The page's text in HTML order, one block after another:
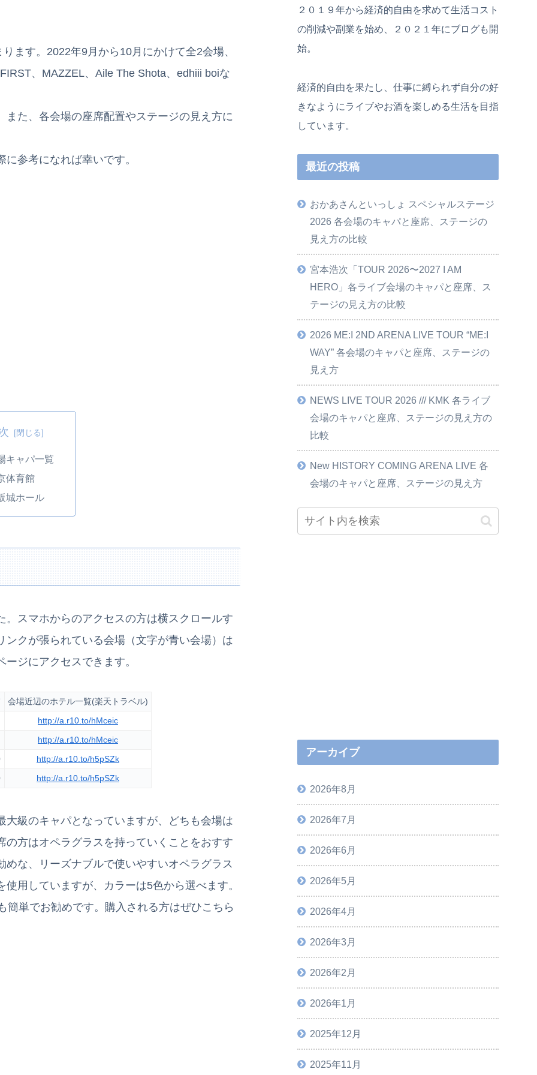
ます。2022年9月から10月にかけて全2会場、
、MAZZEL、Aile The Shota、edhiii boiな
た、各会場の座席配置やステージの見え方に
参考になれば幸いです。
キャパ一覧
体育館
城ホール
スマホからのアクセスの方は横スクロールす
クが張られている会場（文字が青い会場）は
ジにアクセスできます。
会場近辺のホテル一覧(楽天トラベル)
http://a.r10.to/hMceic
http://a.r10.to/hMceic
http://a.r10.to/h5pSZk
http://a.r10.to/h5pSZk
大級のキャパとなっていますが、どちも会場は
方はオペラグラスを持っていくことをおすす
な、リーズナブルで使いやすいオペラグラス
用していますが、カラーは5色から選べます。
単でお勧めです。購入される方はぜひこちら
２０１９年から経済的自由を求めて生活コスト
の削減や副業を始め、２０２１年にブログも開
始。
経済的自由を果たし、仕事に縛られず自分の好
きなようにライブやお酒を楽しめる生活を目指
しています。
最近の投稿
おかあさんといっしょ スペシャルステージ
2026 各会場のキャパと座席、ステージの
見え方の比較
宮本浩次「TOUR 2026〜2027 I AM
HERO」各ライブ会場のキャパと座席、ス
テージの見え方の比較
2026 ME:I 2ND ARENA LIVE TOUR “ME:I
WAY” 各会場のキャパと座席、ステージの
見え方
NEWS LIVE TOUR 2026 /// KMK 各ライブ
会場のキャパと座席、ステージの見え方の
比較
New HISTORY COMING ARENA LIVE 各
会場のキャパと座席、ステージの見え方
アーカイブ
2026年8月
2026年7月
2026年6月
2026年5月
2026年4月
2026年3月
2026年2月
2026年1月
2025年12月
2025年11月